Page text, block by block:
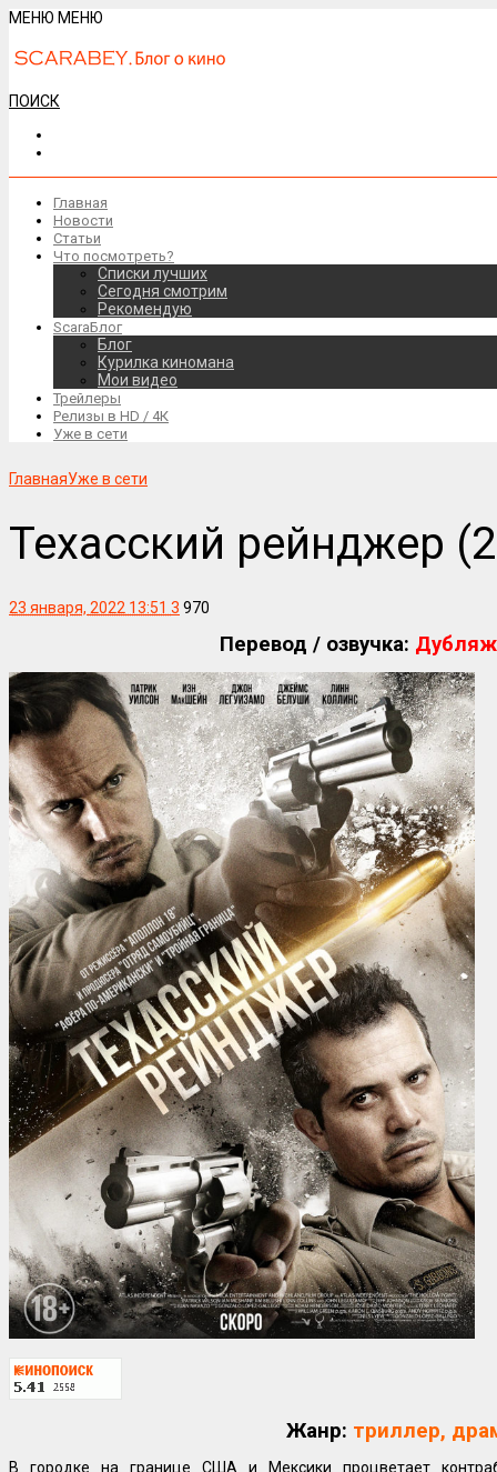
МЕНЮ МЕНЮ
ПОИСК
Главная
Новости
Статьи
Что посмотреть?
Списки лучших
Сегодня смотрим
Рекомендую
ScaraБлог
Блог
Курилка киномана
Мои видео
Трейлеры
Релизы в HD / 4К
Уже в сети
ГлавнаяУже в сети
Техасский рейнджер
23 января, 2022 13:51 3 970
Перевод / озвучка:
Жанр: триллер,
В городке на границе США и Мексики процветает